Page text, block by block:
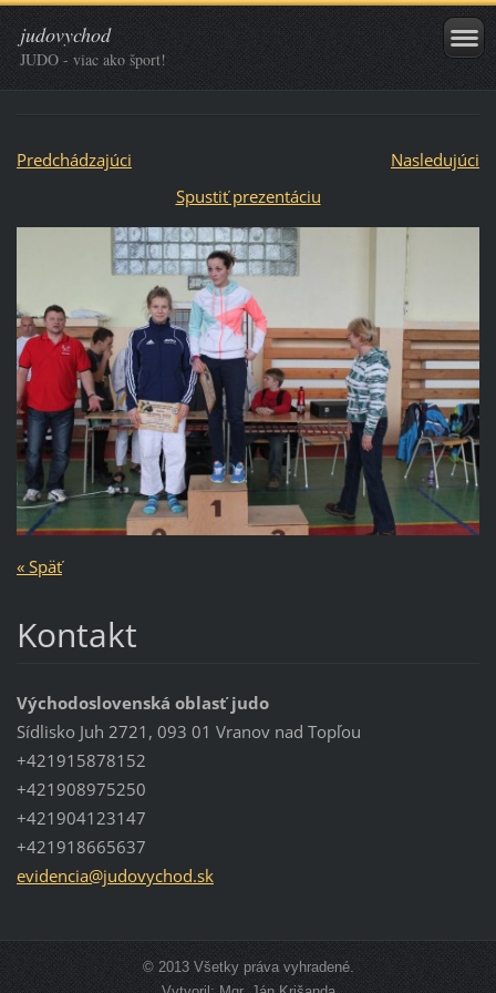
judovychod
JUDO - viac ako šport!
Predchádzajúci
Nasledujúci
Spustiť prezentáciu
« Späť
Kontakt
Východoslovenská oblasť judo
Sídlisko Juh 2721, 093 01 Vranov nad Topľou
+421915878152
+421908975250
+421904123147
+421918665637
evidencia@judovychod.sk
© 2013 Všetky práva vyhradené.